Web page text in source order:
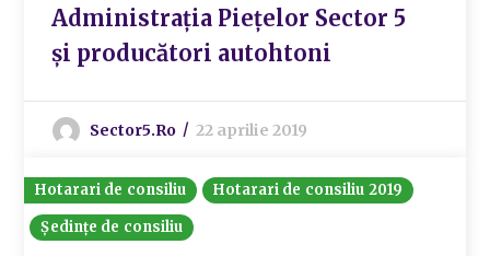
Administrația Piețelor Sector 5
și producători autohtoni
Sector5.ro 22 aprilie 2019
Hotarari de consiliu
Hotarari de consiliu 2019
Ședințe de consiliu